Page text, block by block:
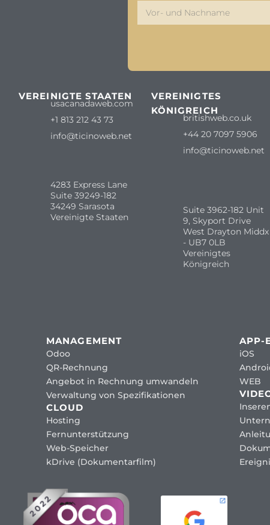
VEREINIGTE STAATEN
usacanadaweb.com
+1 813 212 43 73
info@ticinoweb.net
4283 Express Lane
Suite 39249-182
34249 Sarasota
Vereinigte Staaten
VEREINIGTES
KÖNIGREICH
britishweb.co.uk
+44 20 7097 5906
info@ticinoweb.net
Suite 3962-182 Unit
9, Skyport Drive
West Drayton Middx
- UB7 0LB
Vereinigtes
Königreich
MANAGEMENT
Odoo
QR-Rechnung
Angebot in Rechnung umwandeln
Verwaltung von Spezifikationen
CLOUD
Hosting
Fernunterstützung
Web-Speicher
kDrive (Dokumentarfilm)
APP-
iOS
WEB